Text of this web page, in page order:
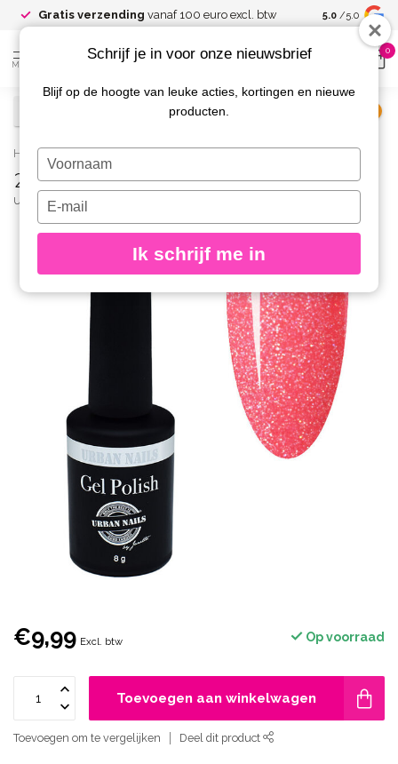
Gratis verzending vanaf 100 euro excl. btw 5.0 /5.0
MENU
0
Home / 258 Gelpolish 8 gr.
258 Gelpolish 8 gr.
URBAN NAILS
€9,99 Excl. btw Op voorraad
Toevoegen aan winkelwagen
Toevoegen om te vergelijken Deel dit product
Schrijf je in voor onze nieuwsbrief
Blijf op de hoogte van leuke acties, kortingen en nieuwe
producten.
Typ
je
naam
Typ
je
e-
in
Ik schrijf me in